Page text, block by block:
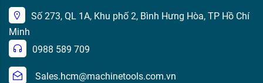
Số 273, QL 1A, Khu phố 2, Bình Hưng Hòa, TP Hồ Chí
Minh
0988 589 709
Sales.hcm@machinetools.com.vn